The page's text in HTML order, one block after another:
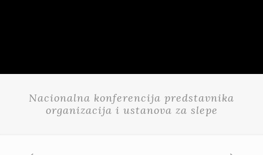
Nacionalna konferencija predstavnika
organizacija i ustanova za slepe